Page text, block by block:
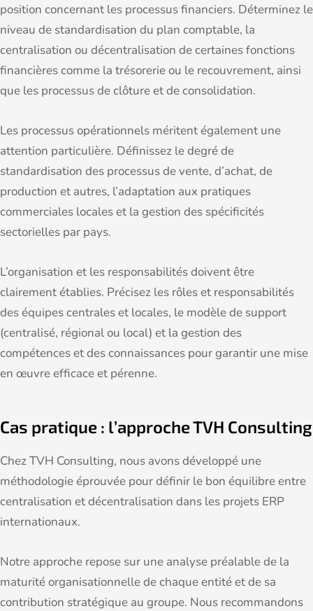
position concernant les processus financiers. Déterminez le
niveau de standardisation du plan comptable, la
centralisation ou décentralisation de certaines fonctions
financières comme la trésorerie ou le recouvrement, ainsi
que les processus de clôture et de consolidation.
Les processus opérationnels méritent également une
attention particulière. Définissez le degré de
standardisation des processus de vente, d’achat, de
production et autres, l’adaptation aux pratiques
commerciales locales et la gestion des spécificités
sectorielles par pays.
L’organisation et les responsabilités doivent être
clairement établies. Précisez les rôles et responsabilités
des équipes centrales et locales, le modèle de support
(centralisé, régional ou local) et la gestion des
compétences et des connaissances pour garantir une mise
en œuvre efficace et pérenne.
Cas pratique : l’approche TVH Consulting
Chez TVH Consulting, nous avons développé une
méthodologie éprouvée pour définir le bon équilibre entre
centralisation et décentralisation dans les projets ERP
internationaux.
Notre approche repose sur une analyse préalable de la
maturité organisationnelle de chaque entité et de sa
contribution stratégique au groupe. Nous recommandons